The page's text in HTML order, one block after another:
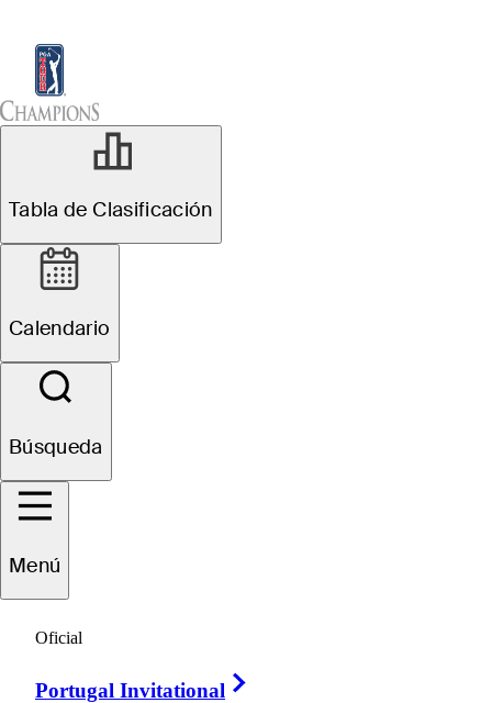
Tabla de Clasificación
Calendario
Búsqueda
Menú
Oficial
Portugal Invitational
Tim
UNITED STATES